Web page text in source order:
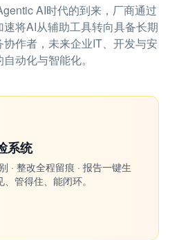
AI时代的到来，厂商通过
将AI从辅助工具转向具备长期
作者，未来企业IT、开发与安
动化与智能化。
系统
· 整改全程留痕 · 报告一键生
管得住、能闭环。